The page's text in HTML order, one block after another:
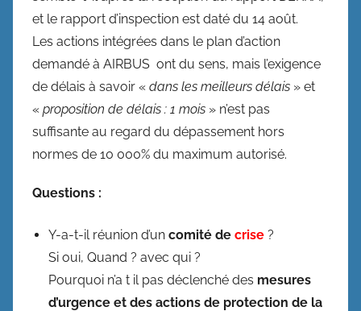
et le rapport d’inspection est daté du 14 août.
Les actions intégrées dans le plan d’action
demandé à AIRBUS ont du sens, mais l’exigence
de délais à savoir « dans les meilleurs délais » et
« proposition de délais : 1 mois » n’est pas
suffisante au regard du dépassement hors
normes de 10 000% du maximum autorisé.
Questions :
Y-a-t-il réunion d’un comité de crise ?
Si oui, Quand ? avec qui ?
Pourquoi n’a t il pas déclenché des mesures
d’urgence et des actions de protection de la